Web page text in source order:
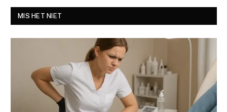
MIS HET NIET